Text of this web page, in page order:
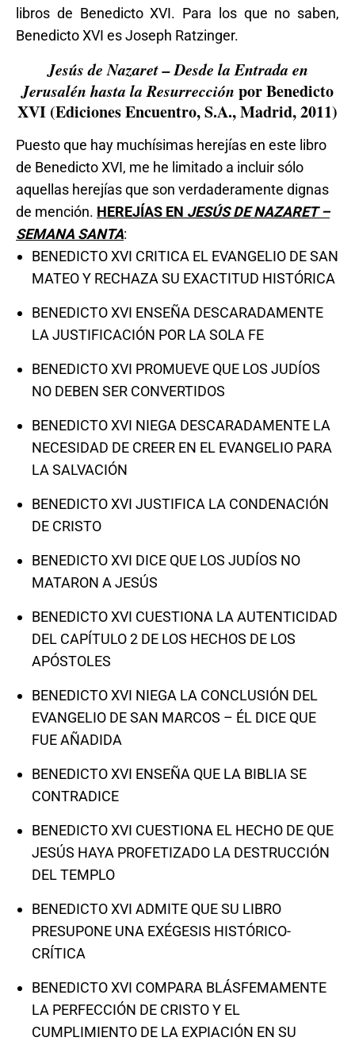
libros de Benedicto XVI. Para los que no saben,
Benedicto XVI es Joseph Ratzinger.
Jesús de Nazaret – Desde la Entrada en
Jerusalén hasta la Resurrección por Benedicto
XVI (Ediciones Encuentro, S.A., Madrid, 2011)
Puesto que hay muchísimas herejías en este libro
de Benedicto XVI, me he limitado a incluir sólo
aquellas herejías que son verdaderamente dignas
de mención. HEREJÍAS EN JESÚS DE NAZARET –
SEMANA SANTA:
BENEDICTO XVI CRITICA EL EVANGELIO DE SAN
MATEO Y RECHAZA SU EXACTITUD HISTÓRICA
BENEDICTO XVI ENSEÑA DESCARADAMENTE
LA JUSTIFICACIÓN POR LA SOLA FE
BENEDICTO XVI PROMUEVE QUE LOS JUDÍOS
NO DEBEN SER CONVERTIDOS
BENEDICTO XVI NIEGA DESCARADAMENTE LA
NECESIDAD DE CREER EN EL EVANGELIO PARA
LA SALVACIÓN
BENEDICTO XVI JUSTIFICA LA CONDENACIÓN
DE CRISTO
BENEDICTO XVI DICE QUE LOS JUDÍOS NO
MATARON A JESÚS
BENEDICTO XVI CUESTIONA LA AUTENTICIDAD
DEL CAPÍTULO 2 DE LOS HECHOS DE LOS
APÓSTOLES
BENEDICTO XVI NIEGA LA CONCLUSIÓN DEL
EVANGELIO DE SAN MARCOS – ÉL DICE QUE
FUE AÑADIDA
BENEDICTO XVI ENSEÑA QUE LA BIBLIA SE
CONTRADICE
BENEDICTO XVI CUESTIONA EL HECHO DE QUE
JESÚS HAYA PROFETIZADO LA DESTRUCCIÓN
DEL TEMPLO
BENEDICTO XVI ADMITE QUE SU LIBRO
PRESUPONE UNA EXÉGESIS HISTÓRICO-
CRÍTICA
BENEDICTO XVI COMPARA BLÁSFEMAMENTE
LA PERFECCIÓN DE CRISTO Y EL
CUMPLIMIENTO DE LA EXPIACIÓN EN SU